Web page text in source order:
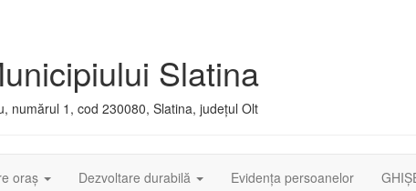
Slatina
numărul 1, cod 230080, Slatina, județul Olt
oraș Dezvoltare durabilă Evidența persoanelor